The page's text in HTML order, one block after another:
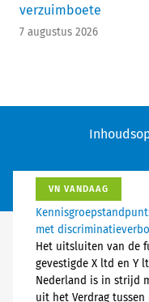
verzuimboete
7 augustus 2026
VN VANDAAG
met
Het uitsluiten van de
gevestigde X ltd en Y
Nederland is in strijd
uit het Verdrag